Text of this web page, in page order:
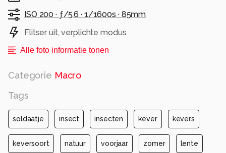
ISO 200 · ƒ/5.6 · 1/1600s · 85mm
Flitser uit, verplichte modus
Alle foto informatie tonen
Categorie Macro
Tags
soldaatje insect insecten kever kevers
keversoort natuur voorjaar zomer lente